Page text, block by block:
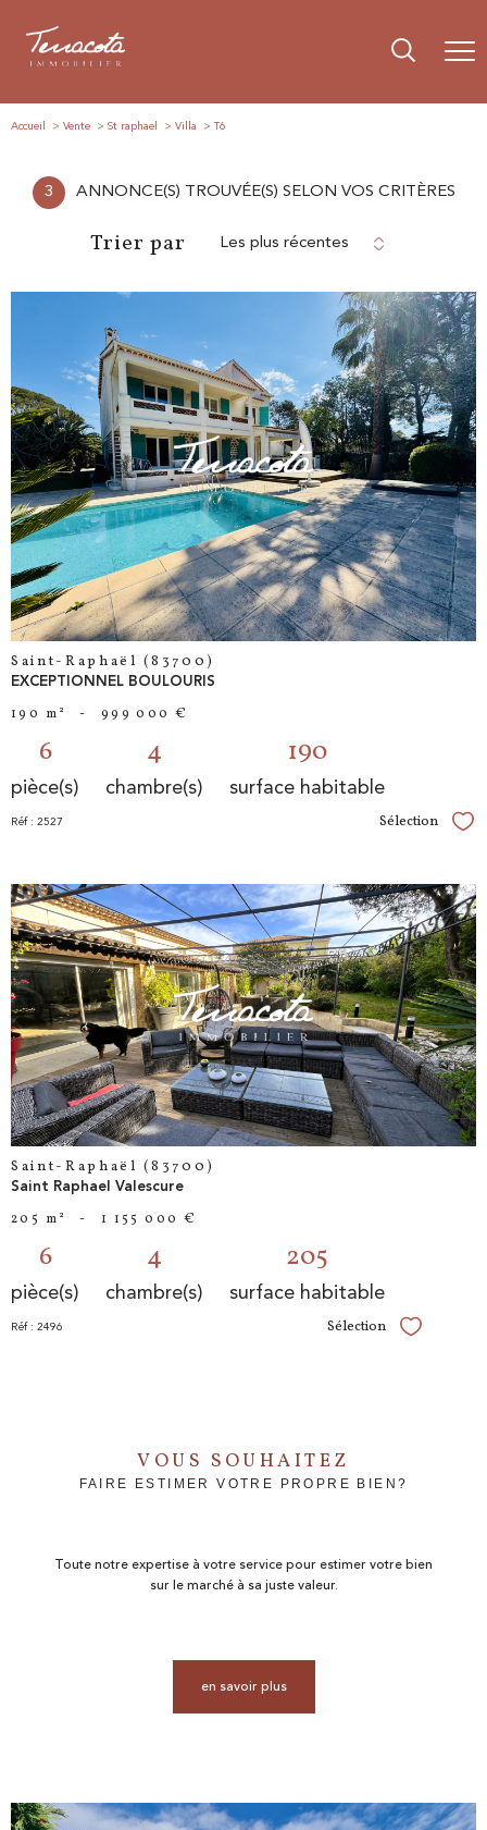
Accueil Vente St raphael Villa T6
3 ANNONCE(S) TROUVÉE(S) SELON VOS CRITÈRES
Trier par Les plus récentes
voir le
bien
Saint-Raphaël (83700)
EXCEPTIONNEL BOULOURIS
190 m² - 999 000 €
6
pièce(s)
4
chambre(s)
190
surface habitable
Réf : 2527 Sélection
voir le
bien
Saint-Raphaël (83700)
Saint Raphael Valescure
205 m² - 1 155 000 €
6
pièce(s)
4
chambre(s)
205
surface habitable
Réf : 2496 Sélection Sélectionner
VOUS SOUHAITEZ
FAIRE ESTIMER VOTRE PROPRE BIEN?
Toute notre expertise à votre service pour estimer votre bien
sur le marché à sa juste valeur.
en savoir plus